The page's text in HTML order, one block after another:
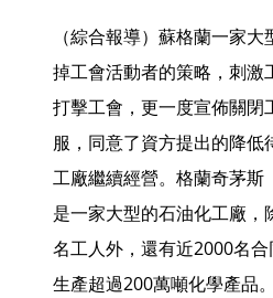
（綜合報導）蘇格蘭一家
掉工會活動者的策略，刺激
打擊工會，更一度宣佈關閉
服，同意了資方提出的降低
工廠繼續經營。格蘭奇茅斯
是一家大型的石油化工廠，
名工人外，還有近2000名
生產超過200萬噸化學產品